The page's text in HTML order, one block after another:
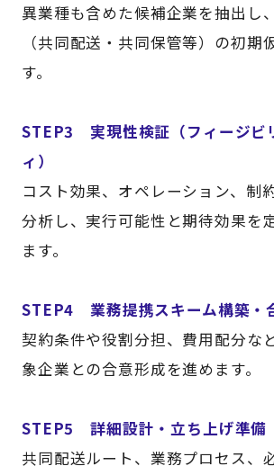
異業種も含めた候補企業を抽出し
（共同配送・共同保管等）の初期
す。
STEP3 実現性検証（フィージビ
ィ）
コスト効果、オペレーション、制
分析し、実行可能性と期待効果を
ます。
STEP4 業務提携スキーム構築・
契約条件や役割分担、費用配分な
象企業との合意形成を進めます。
STEP5 詳細設計・立ち上げ準備
共同配送ルート、業務プロセス、